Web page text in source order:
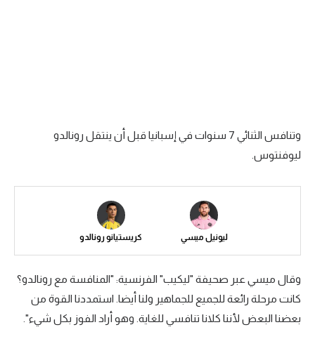
سعودي في الجول
الدوري الإنجليزي
دوري أبطال أوروبا
رياضات أخرى
أمم إفريقيا
وتنافس الثنائي 7 سنوات في إسبانيا قبل أن ينتقل رونالدو
ليوفنتوس.
ليونيل ميسي كريستيانو رونالدو
وقال ميسي عبر صحيفة "ليكيب" الفرنسية: "المنافسة مع رونالدو؟
كانت مرحلة رائعة للجميع للجماهير ولنا أيضا. استمددنا القوة من
بعضنا البعض لأننا كلانا تنافسي للغاية. وهو أراد الفوز بكل شيء".